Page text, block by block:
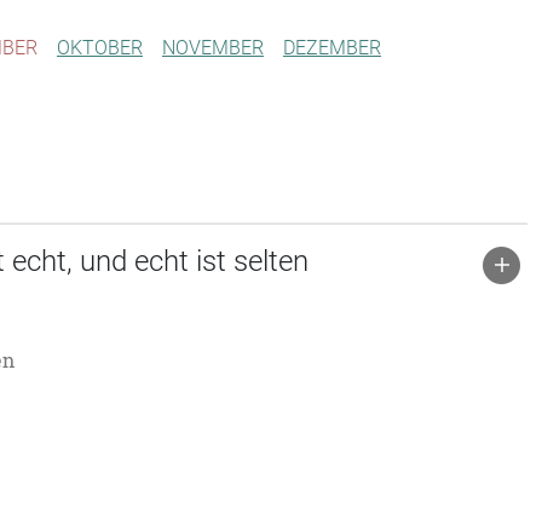
OKTOBER NOVEMBER DEZEMBER
echt, und echt ist selten